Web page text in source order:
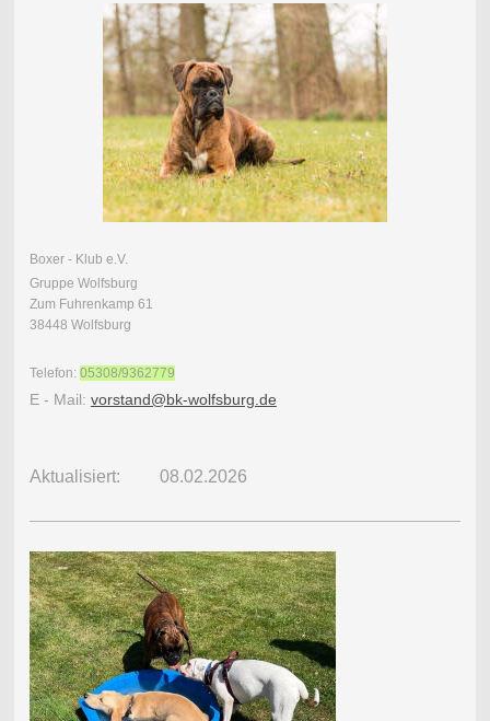
Boxer - Klub e.V.
Gruppe Wolfsburg
Zum Fuhrenkamp 61
38448 Wolfsburg
Telefon: 05308/9362779
E - Mail: vorstand@bk-wolfsburg.de
Aktualisiert: 08.02.2026